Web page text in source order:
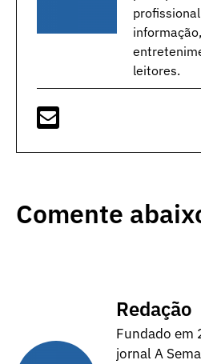
leitores.
Comente
Redação
Fundado em
jornal A